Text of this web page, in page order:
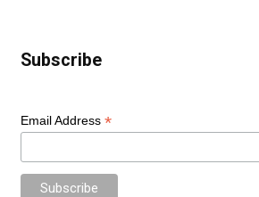
Subscribe
Email Address *